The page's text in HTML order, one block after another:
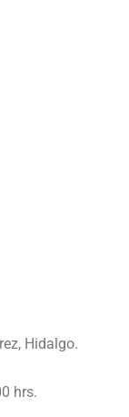
Hidalgo.
hrs.